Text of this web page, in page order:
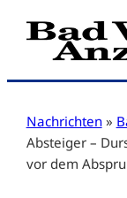
Zum
Inhalt
Nachrichten »
Absteiger –
vor dem